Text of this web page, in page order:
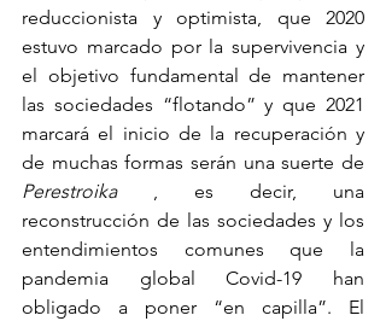
reduccionista y optimista, que 2020
estuvo marcado por la supervivencia y
el objetivo fundamental de mantener
las sociedades “flotando” y que 2021
marcará el inicio de la recuperación y
Perestroika , es decir, una
reconstrucción de las sociedades y los
entendimientos comunes que la
pandemia global Covid-19 han
obligado a poner “en capilla”. El